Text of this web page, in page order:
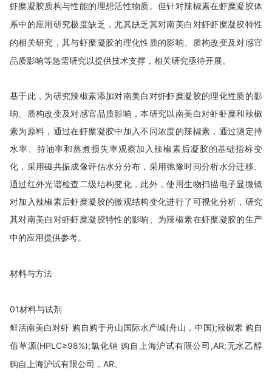
虾糜凝胶质构与性能的理想活性物质。但针对辣椒素在虾糜凝胶体
系中的应用研究极度缺乏，尤其缺乏其对南美白对虾虾糜凝胶特性
的相关研究，其与虾糜凝胶的理化性质的影响、质构改变及对感官
品质影响等急需研究以提供技术支撑，相关研究亟待开展。
基于此，为研究辣椒素添加对南美白对虾虾糜凝胶的理化性质的影
响、质构改变及对感官品质影响，本研究以南美白对虾虾糜和辣椒
素为原料，通过在虾糜凝胶中加入不同浓度的辣椒素，通过测定持
水率、持油率和蒸煮损失率观察加入辣椒素后凝胶的基础指标变
化，采用磁共振成像评估水分分布，采用弛豫时间分析水分迁移、
通过红外光谱检查二级结构变化，此外，使用生物扫描电子显微镜
对加入辣椒素后虾糜凝胶的微观结构变化进行了可视化分析，研究
其对南美白对虾虾糜凝胶特性的影响、为辣椒素在虾糜凝胶的生产
中的应用提供参考。
材料与方法
01材料与试剂
鲜活南美白对虾 购自购于舟山国际水产城(舟山，中国);辣椒素 购自
佰草源(HPLC≥98%);氯化钠 购自上海沪试有限公司 ,AR;无水乙醇
购自上海沪试有限公司， AR。